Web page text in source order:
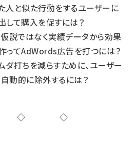
人と似た行動をするユーザーに
て購入を促すには？
説ではなく実績データから効果
ってAdWords広告を打つには？
打ちを減らすために、ユーザー
動的に除外するには？